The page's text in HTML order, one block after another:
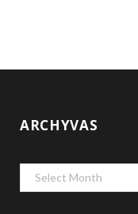
ARCHYVAS
Archyvas